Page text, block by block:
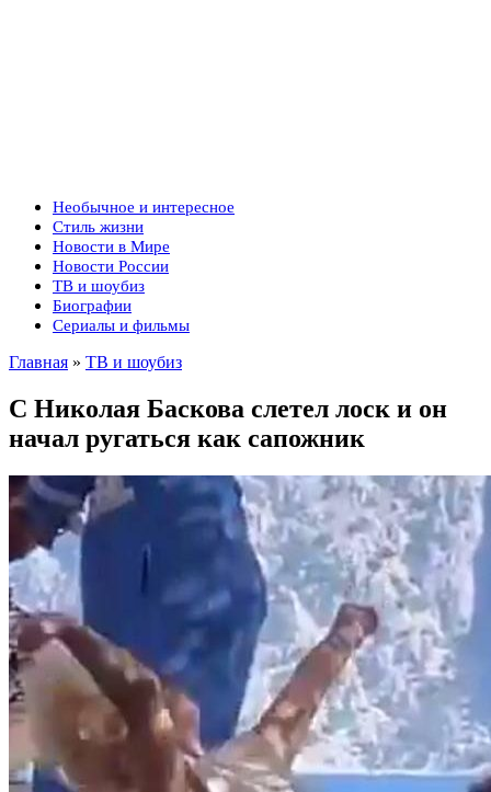
Необычное и интересное
Стиль жизни
Новости в Мире
Новости России
ТВ и шоубиз
Биографии
Сериалы и фильмы
Главная » ТВ и шоубиз
С Николая Баскова слетел лоск и он
начал ругаться как сапожник